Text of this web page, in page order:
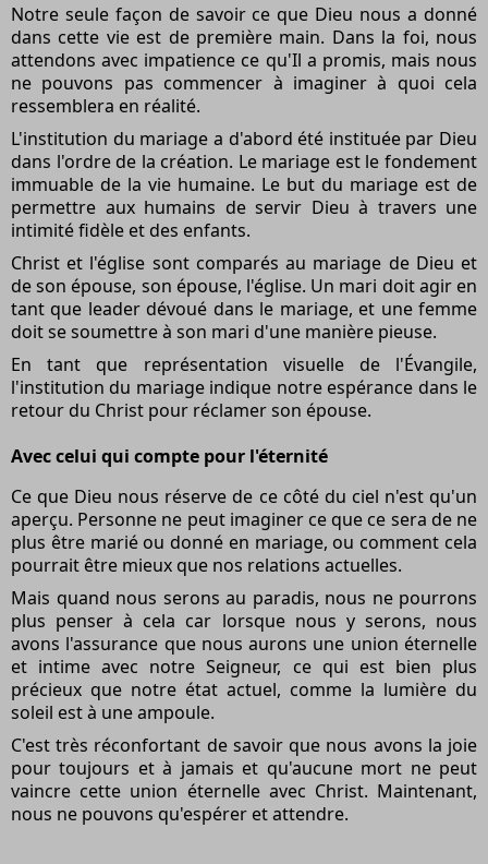
Notre seule façon de savoir ce que Dieu nous a donné
dans cette vie est de première main. Dans la foi, nous
attendons avec impatience ce qu'Il a promis, mais nous
ne pouvons pas commencer à imaginer à quoi cela
ressemblera en réalité.
L'institution du mariage a d'abord été instituée par Dieu
dans l'ordre de la création. Le mariage est le fondement
immuable de la vie humaine. Le but du mariage est de
permettre aux humains de servir Dieu à travers une
intimité fidèle et des enfants.
Christ et l'église sont comparés au mariage de Dieu et
de son épouse, son épouse, l'église. Un mari doit agir en
tant que leader dévoué dans le mariage, et une femme
doit se soumettre à son mari d'une manière pieuse.
En tant que représentation visuelle de l'Évangile,
l'institution du mariage indique notre espérance dans le
retour du Christ pour réclamer son épouse.
Avec celui qui compte pour l'éternité
Ce que Dieu nous réserve de ce côté du ciel n'est qu'un
aperçu. Personne ne peut imaginer ce que ce sera de ne
plus être marié ou donné en mariage, ou comment cela
pourrait être mieux que nos relations actuelles.
Mais quand nous serons au paradis, nous ne pourrons
plus penser à cela car lorsque nous y serons, nous
avons l'assurance que nous aurons une union éternelle
et intime avec notre Seigneur, ce qui est bien plus
précieux que notre état actuel, comme la lumière du
soleil est à une ampoule.
C'est très réconfortant de savoir que nous avons la joie
pour toujours et à jamais et qu'aucune mort ne peut
vaincre cette union éternelle avec Christ. Maintenant,
nous ne pouvons qu'espérer et attendre.